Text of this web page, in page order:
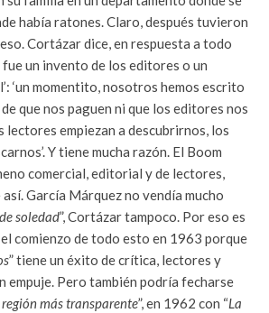
había ratones. Claro, después tuvieron
Cortázar dice, en respuesta a todo
fue un invento de los editores o un
‘un momentito, nosotros hemos escrito
que nos paguen ni que los editores nos
lectores empiezan a descubrirnos, los
Y tiene mucha razón. El Boom
comercial, editorial y de lectores,
García Márquez no vendía mucho
soledad”, Cortázar tampoco. Por eso es
comienzo de todo esto en 1963 porque
” tiene un éxito de crítica, lectores y
empuje. Pero también podría fecharse
región más transparente”, en 1962 con “La